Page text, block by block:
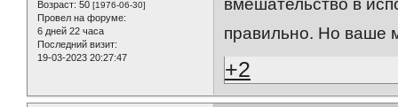
Возраст: 50 [1976-06-30]
Провел на форуме:
6 дней 22 часа
Последний визит:
19-03-2023 20:27:47
вмешательство в
правильно. Но ваше
+2